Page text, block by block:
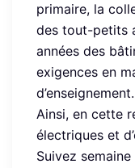
primaire, la
des tout-petits
années des
exigences en
d’enseignement.
Ainsi, en cette
électriques et
Suivez semaine